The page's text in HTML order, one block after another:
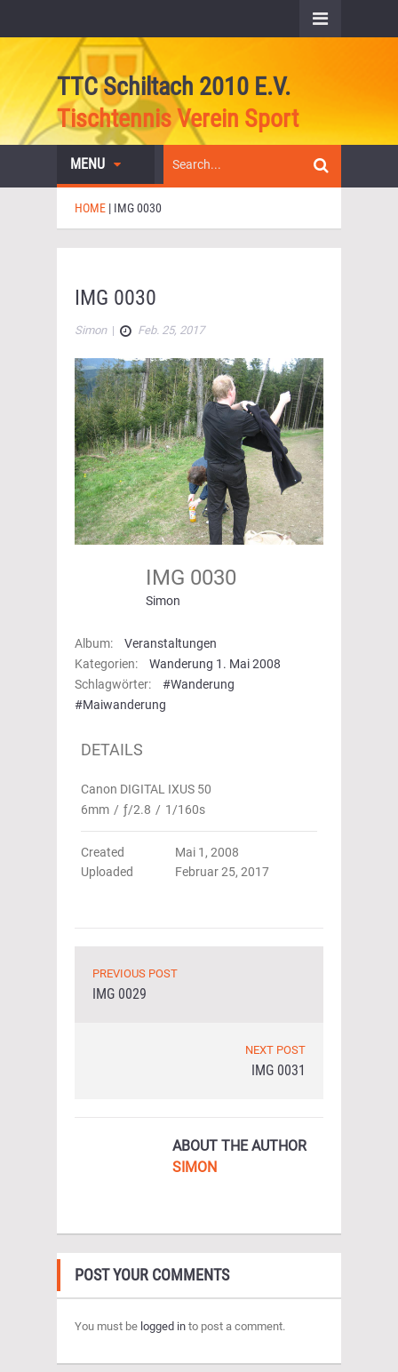
TTC Schiltach 2010 E.V.
Tischtennis Verein Sport
MENU
HOME | IMG 0030
IMG 0030
Simon| Feb. 25, 2017
IMG 0030
Simon
Album:
Veranstaltungen
Kategorien:
Wanderung 1. Mai 2008
Schlagwörter:
#Wanderung
#Maiwanderung
DETAILS
Canon DIGITAL IXUS 50
6mm / ƒ/2.8 / 1/160s
Created
Mai 1, 2008
Uploaded
Februar 25, 2017
PREVIOUS POST
IMG 0029
NEXT POST
IMG 0031
ABOUT THE AUTHOR
SIMON
POST YOUR COMMENTS
You must be logged in to post a comment.